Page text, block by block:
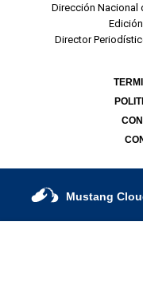
Dirección Nacional
Director
Mustang